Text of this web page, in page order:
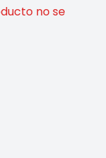
no se